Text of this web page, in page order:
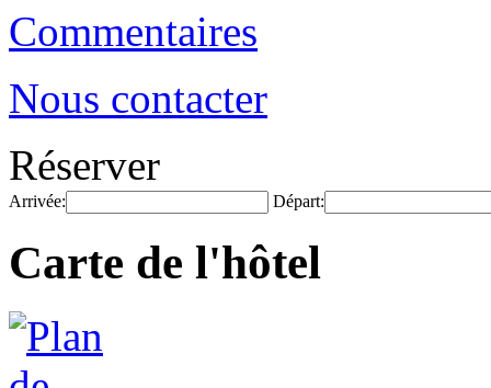
Commentaires
Nous contacter
Réserver
Arrivée: Départ:
Carte de l'hôtel